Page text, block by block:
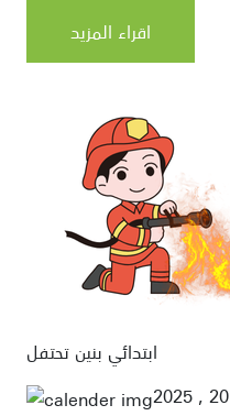
اقراء المزيد
ابتدائي بنين تحتفل